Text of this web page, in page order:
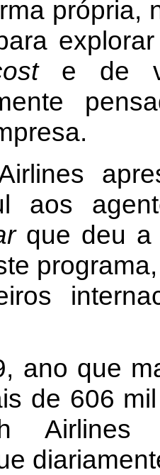
própria,
e de
aos
que deu a
ano que
de 606